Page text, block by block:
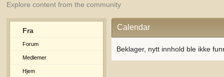
Explore content from the community
Fra
Forum
Medlemer
Hjem
Calendar
Beklager, nytt innhold ble ikke